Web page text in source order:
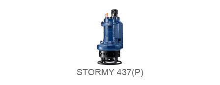
STORMY 437(P)